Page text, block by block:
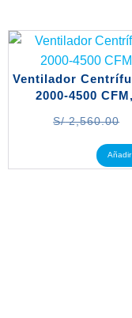
Ventilador
2000-4500
S/2,560.00